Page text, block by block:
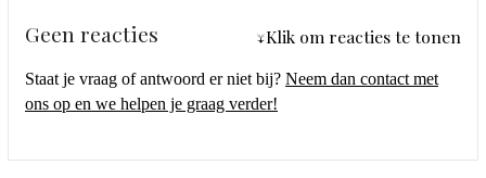
Geen reacties ↓Klik om reacties te tonen
Staat je vraag of antwoord er niet bij? Neem dan contact met
ons op en we helpen je graag verder!